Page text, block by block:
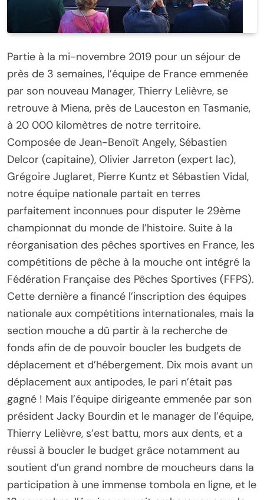
Partie à la mi-novembre 2019 pour un séjour de
près de 3 semaines, l’équipe de France emmenée
par son nouveau Manager, Thierry Lelièvre, se
retrouve à Miena, près de Lauceston en Tasmanie,
à 20 000 kilomètres de notre territoire.
Composée de Jean-Benoît Angely, Sébastien
Delcor (capitaine), Olivier Jarreton (expert lac),
Grégoire Juglaret, Pierre Kuntz et Sébastien Vidal,
notre équipe nationale partait en terres
parfaitement inconnues pour disputer le 29ème
championnat du monde de l’histoire. Suite à la
réorganisation des pêches sportives en France, les
compétitions de pêche à la mouche ont intégré la
Fédération Française des Pêches Sportives (FFPS).
Cette dernière a financé l’inscription des équipes
nationale aux compétitions internationales, mais la
section mouche a dû partir à la recherche de
fonds afin de de pouvoir boucler les budgets de
déplacement et d’hébergement. Dix mois avant un
déplacement aux antipodes, le pari n’était pas
gagné ! Mais l’équipe dirigeante emmenée par son
président Jacky Bourdin et le manager de l’équipe,
Thierry Lelièvre, s’est battu, mors aux dents, et a
réussi à boucler le budget grâce notamment au
soutient d’un grand nombre de moucheurs dans la
participation à une immense tombola en ligne, et le